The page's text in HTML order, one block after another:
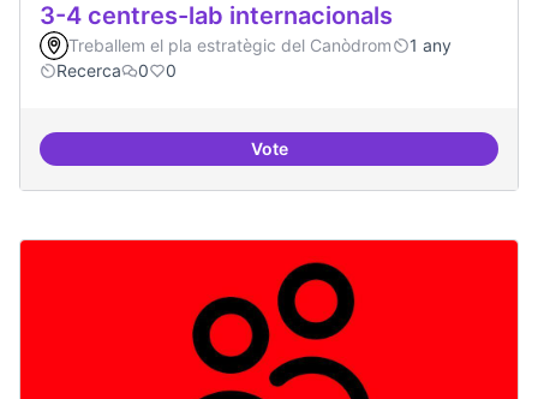
3-4 centres-lab internacionals
Treballem el pla estratègic del Canòdrom
1 any
Recerca
0 0
Vote3-4 centres-lab internacionals